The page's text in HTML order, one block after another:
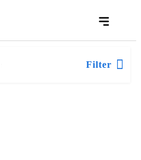
Filter